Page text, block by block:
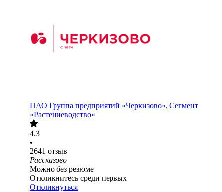
ПАО Группа предприятий «Черкизово», Сегмент
«Растениеводство»
4.3
•
2641 отзыв
Рассказово
Можно без резюме
Откликнитесь среди первых
Откликнуться